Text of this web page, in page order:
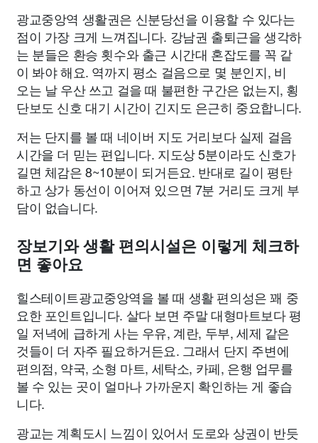
광교중앙역 생활권은 신분당선을 이용할 수 있다는
점이 가장 크게 느껴집니다. 강남권 출퇴근을 생각하
는 분들은 환승 횟수와 출근 시간대 혼잡도를 꼭 같
이 봐야 해요. 역까지 평소 걸음으로 몇 분인지, 비
오는 날 우산 쓰고 걸을 때 불편한 구간은 없는지, 횡
단보도 신호 대기 시간이 긴지도 은근히 중요합니다.
저는 단지를 볼 때 네이버 지도 거리보다 실제 걸음
시간을 더 믿는 편입니다. 지도상 5분이라도 신호가
길면 체감은 8~10분이 되거든요. 반대로 길이 평탄
하고 상가 동선이 이어져 있으면 7분 거리도 크게 부
담이 없습니다.
장보기와 생활 편의시설은 이렇게 체크하
면 좋아요
힐스테이트광교중앙역을 볼 때 생활 편의성은 꽤 중
요한 포인트입니다. 살다 보면 주말 대형마트보다 평
일 저녁에 급하게 사는 우유, 계란, 두부, 세제 같은
것들이 더 자주 필요하거든요. 그래서 단지 주변에
편의점, 약국, 소형 마트, 세탁소, 카페, 은행 업무를
볼 수 있는 곳이 얼마나 가까운지 확인하는 게 좋습
니다.
광교는 계획도시 느낌이 있어서 도로와 상권이 반듯